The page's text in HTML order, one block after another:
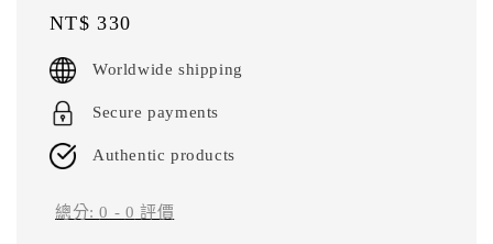
Regular
price
NT$ 330
Worldwide shipping
Secure payments
Authentic products
總分:0 - 0 評價